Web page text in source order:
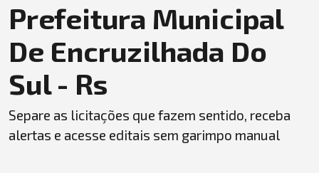
Prefeitura Municipal
De Encruzilhada Do
Sul - Rs
Separe as licitações que fazem sentido, receba
alertas e acesse editais sem garimpo manual